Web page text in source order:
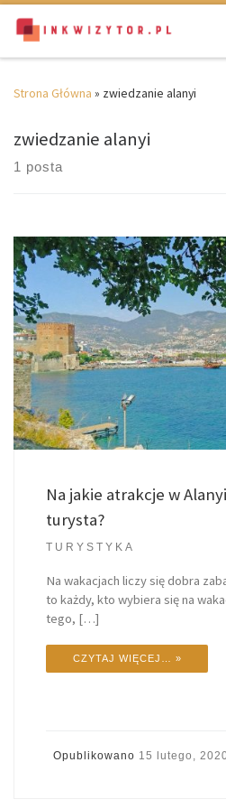
Skip to content
Strona Główna » zwiedzanie alanyi
zwiedzanie alanyi
1 posta
Na jakie atrakcje w
turysta?
TURYSTYKA
Na wakacjach liczy się dobra
to każdy, kto wybiera się na
tego, […]
CZYTAJ WIĘCEJ… »
Opublikowano 15 lutego,